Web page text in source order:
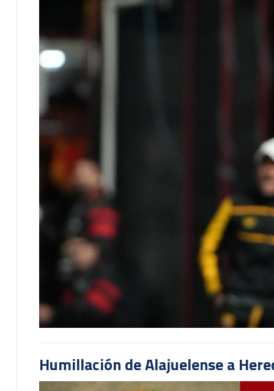
Humillación de Alajuelense a